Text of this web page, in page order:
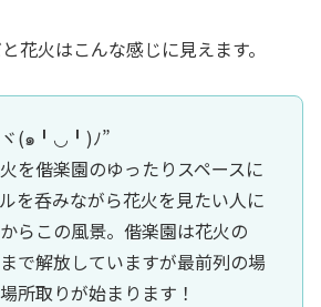
花火はこんな感じに見えます。
ヾ(๑╹◡╹)ﾉ”
を偕楽園のゆったりスペースに
を呑みながら花火を見たい人に
らこの風景。偕楽園は花火の
で解放していますが最前列の場
所取りが始まります！